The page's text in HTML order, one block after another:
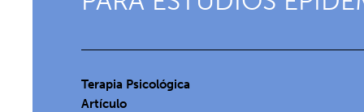
Terapia Psicológica
Artículo